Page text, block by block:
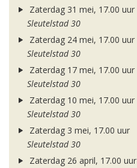
Zaterdag 31 mei, 17.00 uur
Sleutelstad 30
Zaterdag 24 mei, 17.00 uur
Sleutelstad 30
Zaterdag 17 mei, 17.00 uur
Sleutelstad 30
Zaterdag 10 mei, 17.00 uur
Sleutelstad 30
Zaterdag 3 mei, 17.00 uur
Sleutelstad 30
Zaterdag 26 april, 17.00 uur